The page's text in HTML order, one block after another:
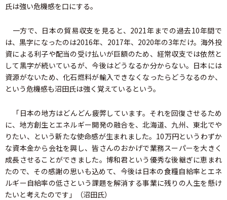
氏は強い危機感を口にする。
一方で、日本の貿易収支を見ると、2021年までの過去10年間で
は、黒字になったのは2016年、2017年、2020年の3年だけ。海外投
資による利子や配当の受け払いが巨額のため、経常収支では依然と
して黒字が続いているが、今後はどうなるか分からない。日本には
資源がないため、化石燃料が輸入できなくなったらどうなるのか、
という危機感も沼田氏は強く覚えているという。
「日本の地方はどんどん疲弊しています。それを回復させるため
に、地方創生とエネルギー開発の融合を、北海道、九州、東北でや
りたい、という新たな使命感が生まれました。10万円というわずか
な資本金から会社を興し、皆さんのおかげで業務スーパーを大きく
成長させることができました。博和君という優秀な後継ぎに恵まれ
たので、その感謝の思いも込めて、今後は日本の食糧自給率とエネ
ルギー自給率の低さという課題を解消する事業に残りの人生を懸け
たいと考えたのです」（沼田氏）